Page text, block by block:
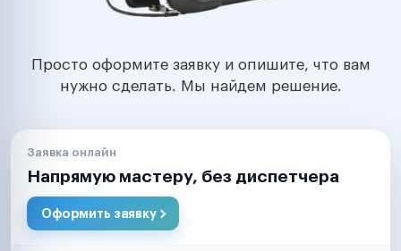
Просто оформите заявку и опишите, что вам
нужно сделать. Мы найдем решение.
Заявка онлайн
Напрямую мастеру, без диспетчера
Оформить заявку